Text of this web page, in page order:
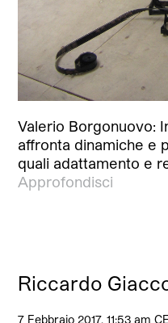
Valerio Borgonuovo:
affronta dinamiche e
quali adattamento e
Approfondisci
Riccardo
7 Febbraio 2017, 11:53 am